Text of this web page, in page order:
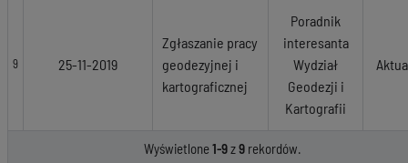
9 25-11-2019
Zgłaszanie pracy
geodezyjnej i
kartograficznej
Poradnik
interesanta
Wydział
Geodezji i
Kartografii
Wyświetlone1-9z9 rekordów.